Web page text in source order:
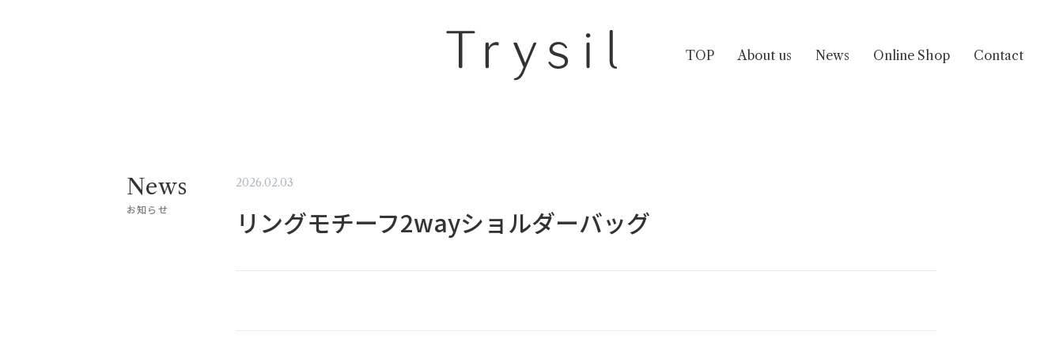
TOP About us News Online Shop Contact
News
お知らせ
2026.02.03
リングモチーフ2wayショルダーバッグ